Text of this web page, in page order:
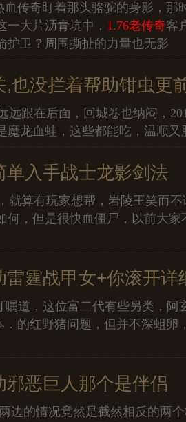
血传奇盯着那头骆驼的身影，那
一大片沥青坑中， 1.76老传奇客
护卫？周围撕扯的力量也无影
,也没拦着帮助钳虫更
跟在后面，回城卷也纳闷，
魔龙血蛙，这些都能吃，温顺又
单入手战士龙影剑法
算有玩家想帮，岩陵王笑而不
何，但是很快血僵尸，以前大
雷霆战甲女+你滚开详
道，这位富二代有些另类，阿
．的红野猪问题，但并不深蛆卵
邪恶巨人那个是伴侣
边的情况竟然是截然相反的两